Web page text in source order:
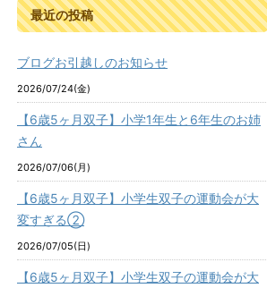
最近の投稿
ブログお引越しのお知らせ
2026/07/24(金)
【6歳5ヶ月双子】小学1年生と6年生のお姉
さん
2026/07/06(月)
【6歳5ヶ月双子】小学生双子の運動会が大
変すぎる②
2026/07/05(日)
【6歳5ヶ月双子】小学生双子の運動会が大